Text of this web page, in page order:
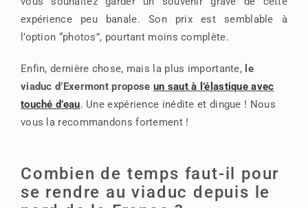
expérience peu banale. Son prix est semblable à
l’option “photos”, pourtant moins complète.
Enfin, dernière chose, mais la plus importante, le
viaduc d’Exermont propose un saut à l’élastique avec
touché d’eau. Une expérience inédite et dingue ! Nous
vous la recommandons fortement !
Combien de temps faut-il pour
se rendre au viaduc depuis le